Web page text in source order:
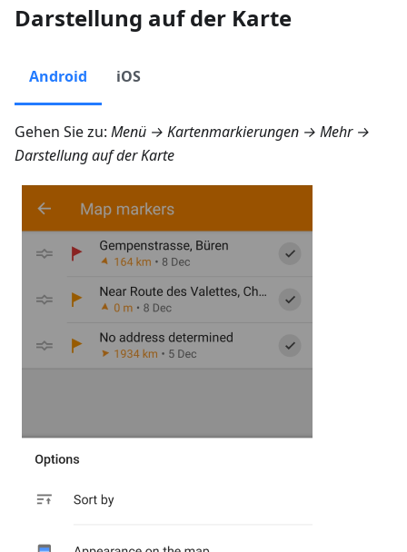
Darstellung auf der Karte
Android iOS
Gehen Sie zu: Menü → Kartenmarkierungen → Mehr →
Darstellung auf der Karte